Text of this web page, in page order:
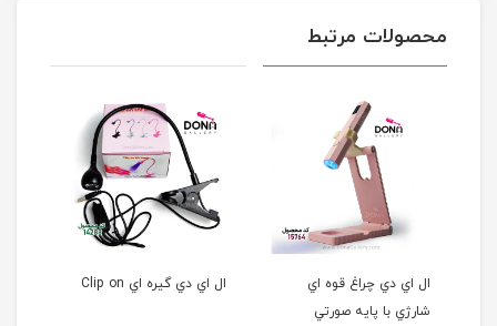
محصولات مرتبط
ال اي دي چراغ قوه اي
شارژي با پايه صورتي
ال اي دي گيره اي Clip on